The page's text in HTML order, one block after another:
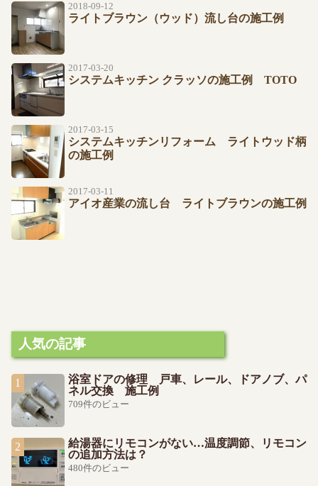
2018-09-12
ライトブラウン（ウッド）流し台の施工例
2017-03-20
システムキッチン クラッソの施工例 TOTO
2017-03-15
システムキッチンリフォーム ライトウッド柄
の施工例
2017-03-11
アイオ産業の流し台 ライトブラウンの施工例
人気の記事
浴室ドアの修理 戸車、レール、ドアノブ、パ
ネル交換 施工例
709件のビュー
給湯器にリモコンがない…温度調節、リモコン
の追加方法は？
480件のビュー